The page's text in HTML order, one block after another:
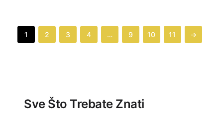
1 2 3 4 … 9 10 11 →
Sve Što Trebate Znati